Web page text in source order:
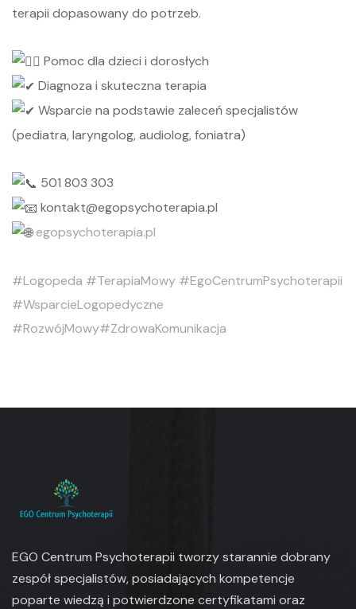
terapii dopasowany do potrzeb.
Pomoc dla dzieci i dorosłych
Diagnoza i skuteczna terapia
Wsparcie na podstawie zaleceń specjalistów
(pediatra, laryngolog, audiolog, foniatra)
501 803 303
kontakt@egopsychoterapia.pl
egopsychoterapia.pl
#Logopeda #TerapiaMowy #EgoCentrumPsychoterapii
#WsparcieLogopedyczne
#RozwójMowy#ZdrowaKomunikacja
EGO Centrum Psychoterapii tworzy starannie dobrany
zespół specjalistów, posiadających kompetencje
poparte wiedzą i potwierdzone certyfikatami oraz